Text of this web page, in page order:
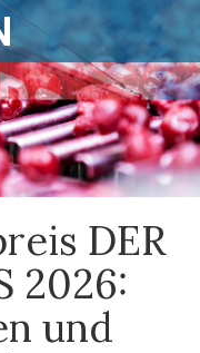
DER
2026:
und